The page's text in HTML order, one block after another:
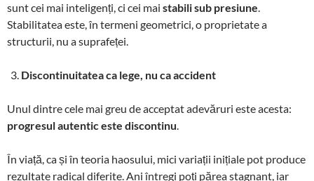
sunt cei mai inteligenți, ci cei mai stabili sub presiune.
Stabilitatea este, în termeni geometrici, o proprietate a
structurii, nu a suprafeței.
Discontinuitatea ca lege, nu ca accident
Unul dintre cele mai greu de acceptat adevăruri este acesta:
progresul autentic este discontinu.
În viață, ca și în teoria haosului, mici variații inițiale pot produce
rezultate radical diferite. Ani întregi poți părea stagnant, iar